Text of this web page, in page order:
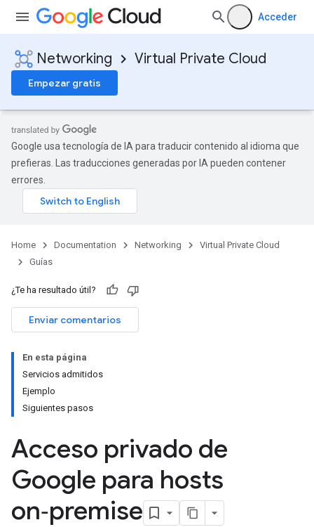
Acceder
Networking Virtual Private Cloud
Empezar gratis
Google usa tecnología de IA para traducir contenido al idioma que
prefieras. Las traducciones generadas por IA pueden contener
errores.
Home Documentation Networking
Virtual Private Cloud
Guías
¿Te ha resultado útil?
Enviar comentarios
En esta página
Servicios admitidos
Ejemplo
Siguientes pasos
Acceso privado de
Google para hosts
on‑premise